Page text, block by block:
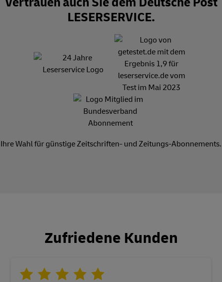
LESERSERVICE.
Ihre Wahl für günstige Zeitschriften- und Zeitungs-Abonnements.
Zufriedene Kunden